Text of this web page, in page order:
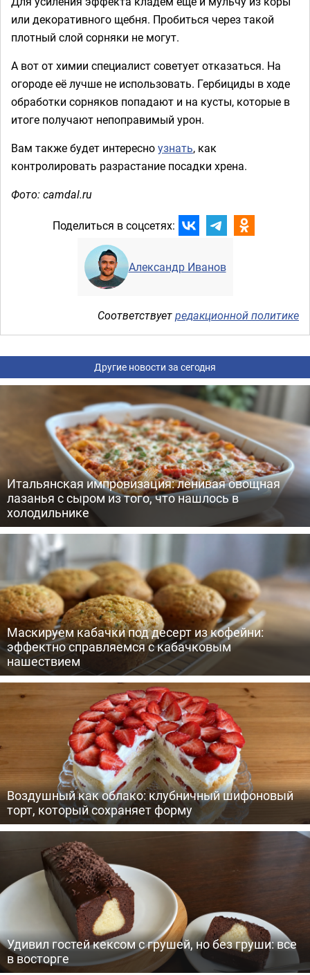
или декоративного щебня. Пробиться через такой
плотный слой сорняки не могут.
А вот от химии специалист советует отказаться. На
огороде её лучше не использовать. Гербициды в ходе
обработки сорняков попадают и на кусты, которые в
итоге получают непоправимый урон.
Вам также будет интересноузнать, как
контролировать разрастание посадки хрена.
Фото: camdal.ru
Поделиться в соцсетях:
Александр Иванов
Соответствуетредакционной политике
Другие новости за сегодня
Итальянская импровизация: ленивая овощная
лазанья с сыром из того, что нашлось в
холодильнике
Маскируем кабачки под десерт из кофейни:
эффектно справляемся с кабачковым
нашествием
Воздушный как облако: клубничный шифоновый
торт, который сохраняет форму
Удивил гостей кексом с грушей, но без груши: все
в восторге